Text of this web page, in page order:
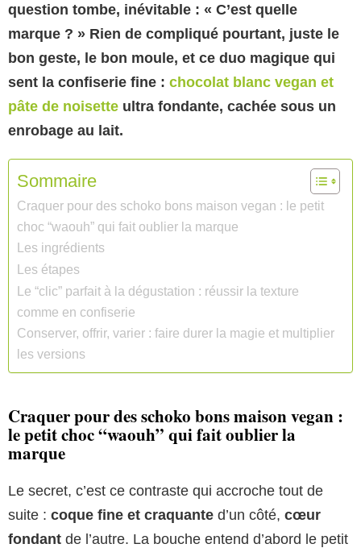
question tombe, inévitable : « C’est quelle
marque ? » Rien de compliqué pourtant, juste le
bon geste, le bon moule, et ce duo magique qui
sent la confiserie fine : chocolat blanc vegan et
pâte de noisette ultra fondante, cachée sous un
enrobage au lait.
Sommaire
Craquer pour des schoko bons maison vegan : le petit
choc “waouh” qui fait oublier la marque
Les ingrédients
Les étapes
Le “clic” parfait à la dégustation : réussir la texture
comme en confiserie
Conserver, offrir, varier : faire durer la magie et multiplier
les versions
Craquer pour des schoko bons maison vegan :
le petit choc “waouh” qui fait oublier la
marque
Le secret, c’est ce contraste qui accroche tout de
suite : coque fine et craquante d’un côté, cœur
fondant de l’autre. La bouche entend d’abord le petit